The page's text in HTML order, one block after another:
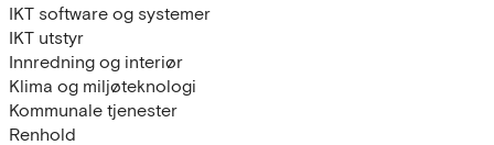
IKT software og systemer
IKT utstyr
Innredning og interiør
Klima og miljøteknologi
Kommunale tjenester
Renhold